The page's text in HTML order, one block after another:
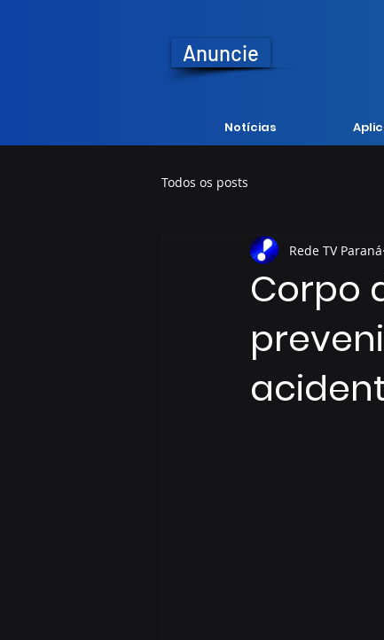
Anuncie
Notícias
Todos os posts
Corpo
Rede TV Paraná